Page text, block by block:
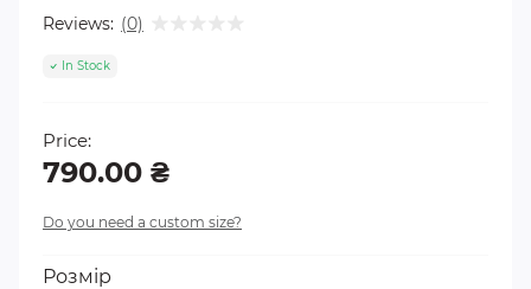
Reviews: (0)
In Stock
Price:
790.00 ₴
Do you need a custom size?
Розмір